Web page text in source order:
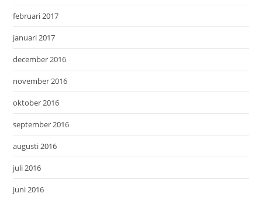
februari 2017
januari 2017
december 2016
november 2016
oktober 2016
september 2016
augusti 2016
juli 2016
juni 2016